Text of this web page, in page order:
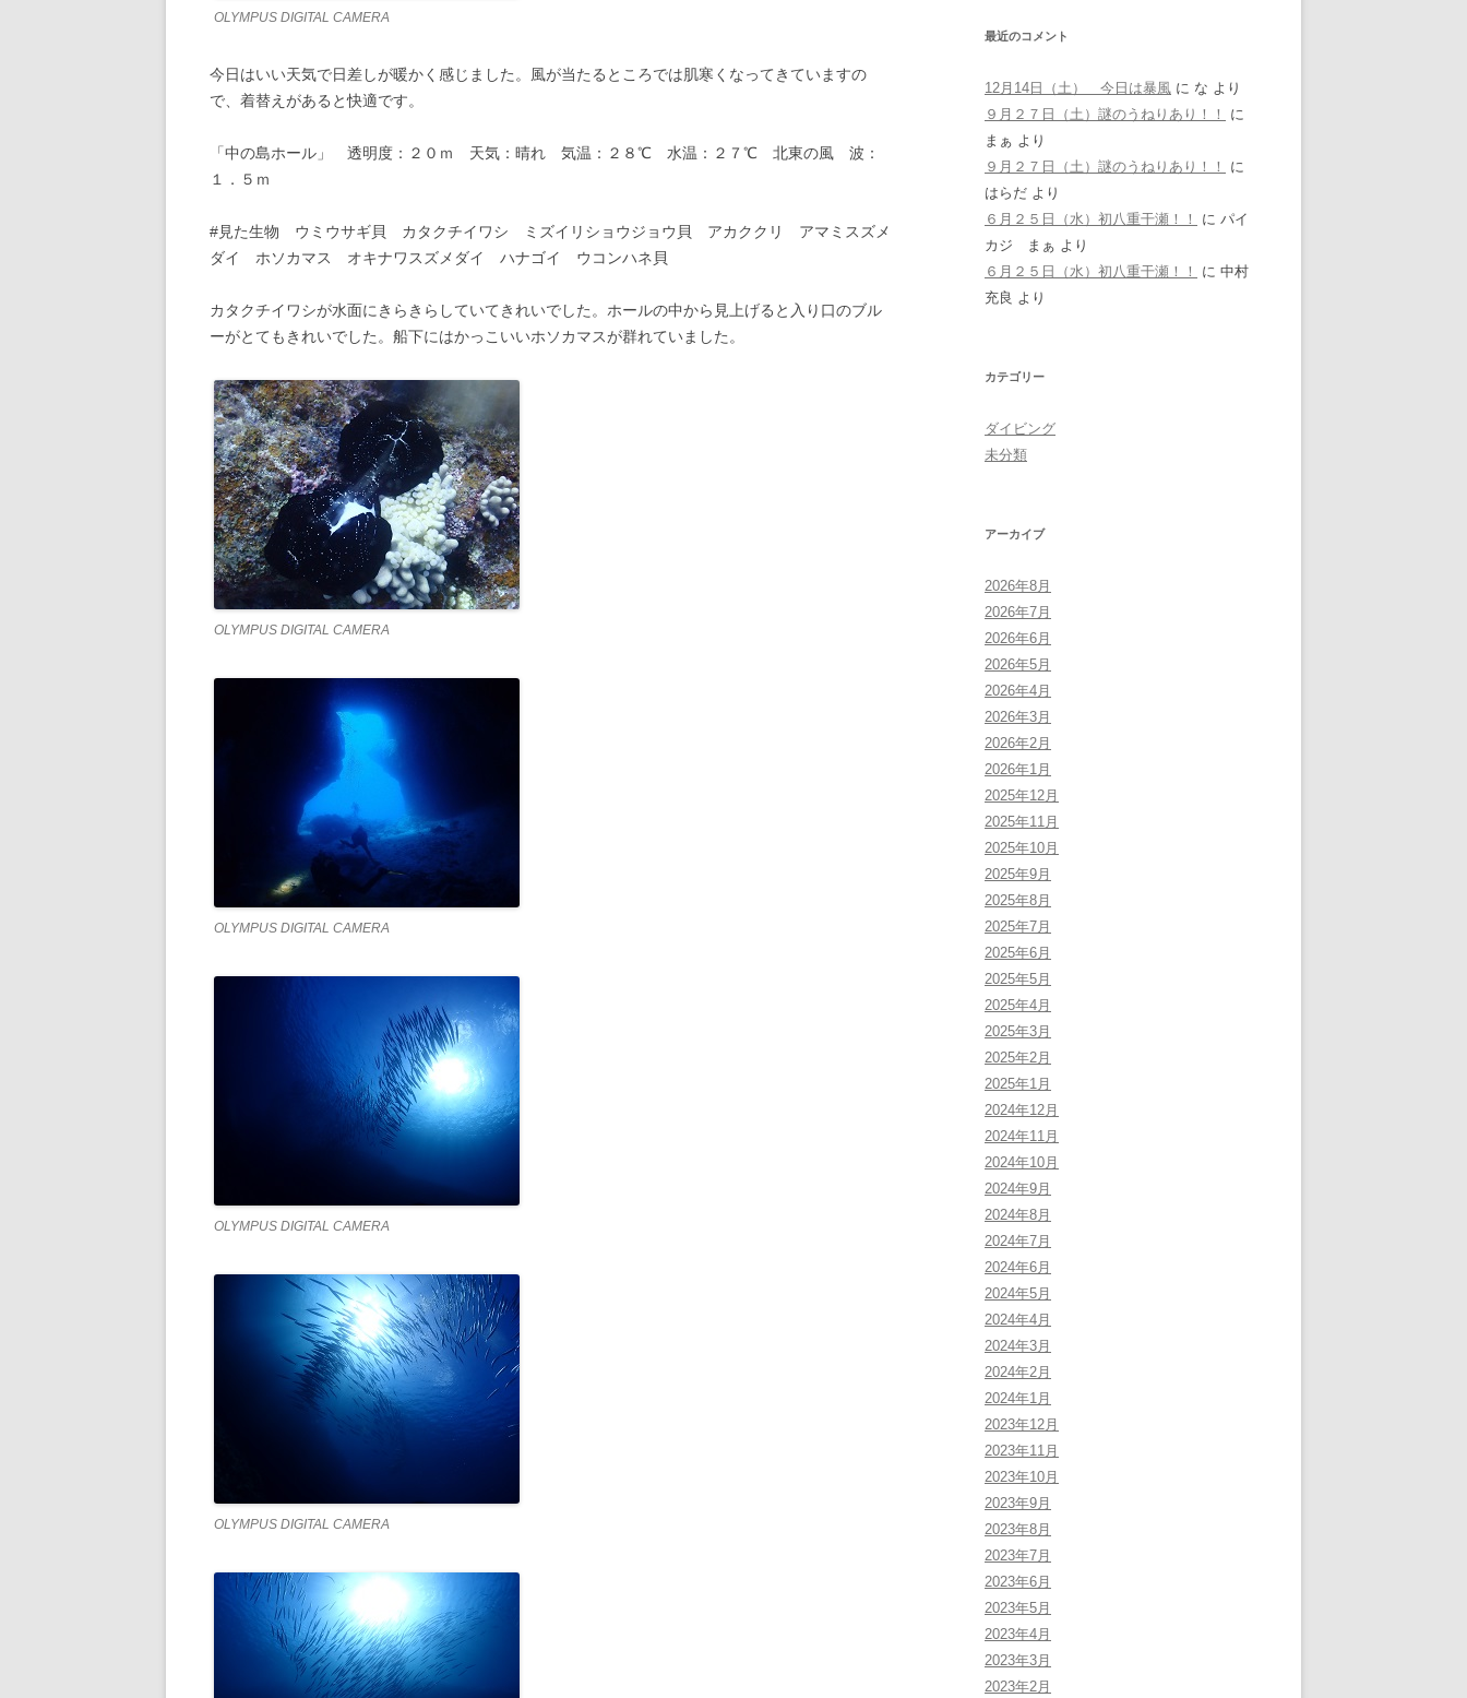
OLYMPUS DIGITAL CAMERA
今日はいい天気で日差しが暖かく感じました。風が当たるところでは肌寒くなってきていますの
で、着替えがあると快適です。
「中の島ホール」 透明度：２０ｍ 天気：晴れ 気温：２８℃ 水温：２７℃ 北東の風 波：
１．５ｍ
#見た生物 ウミウサギ貝 カタクチイワシ ミズイリショウジョウ貝 アカククリ アマミスズメ
ダイ ホソカマス オキナワスズメダイ ハナゴイ ウコンハネ貝
カタクチイワシが水面にきらきらしていてきれいでした。ホールの中から見上げると入り口のブル
ーがとてもきれいでした。船下にはかっこいいホソカマスが群れていました。
OLYMPUS DIGITAL CAMERA
OLYMPUS DIGITAL CAMERA
OLYMPUS DIGITAL CAMERA
OLYMPUS DIGITAL CAMERA
最近のコメント
12月14日（土） 今日は暴風 に な より
９月２７日（土）謎のうねりあり！！
に
まぁ より
９月２７日（土）謎のうねりあり！！
に
はらだ より
６月２５日（水）初八重干瀬！！
に パイ
カジ まぁ より
６月２５日（水）初八重干瀬！！
に 中村
充良 より
カテゴリー
ダイビング
未分類
アーカイブ
2026年8月
2026年7月
2026年6月
2026年5月
2026年4月
2026年3月
2026年2月
2026年1月
2025年12月
2025年11月
2025年10月
2025年9月
2025年8月
2025年7月
2025年6月
2025年5月
2025年4月
2025年3月
2025年2月
2025年1月
2024年12月
2024年11月
2024年10月
2024年9月
2024年8月
2024年7月
2024年6月
2024年5月
2024年4月
2024年3月
2024年2月
2024年1月
2023年12月
2023年11月
2023年10月
2023年9月
2023年8月
2023年7月
2023年6月
2023年5月
2023年4月
2023年3月
2023年2月